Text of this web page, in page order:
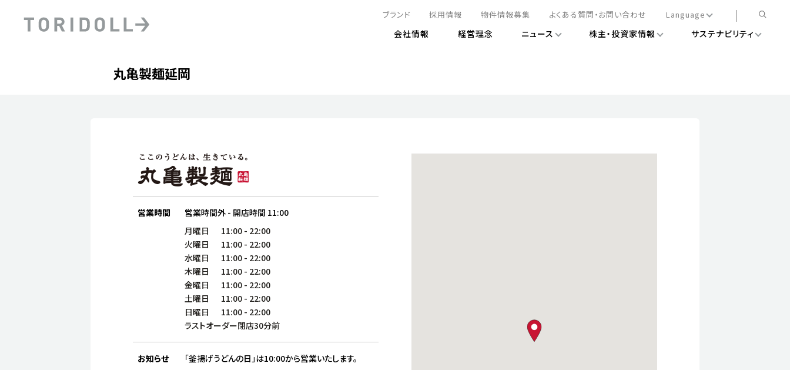
PRニュース
中長期経営計画
粟田社長が語るトリドールDX
DXビジョン2028
株式取扱規則
ライブラリ
ステークホルダーとの
コミュニケーション
エネルギー使用量の削減
人と社会とともに
リスク情報
ブランド 採用情報 物件情報募集 よくある質問・お問い合わせ
Language
日本語
会社情報 経営理念 ニュース 株主・投資家情報 サステナビリティ
丸亀製麺延岡
営業時間 営業時間外 - 開店時間 11:00
月曜日 11:00 - 22:00
火曜日
11:00 - 22:00
水曜日
11:00 - 22:00
木曜日
11:00 - 22:00
金曜日
11:00 - 22:00
土曜日
11:00 - 22:00
日曜日
11:00 - 22:00
ラストオーダー閉店30分前
お知らせ 「釜揚げうどんの日」は10:00から営業いたします。
map pin